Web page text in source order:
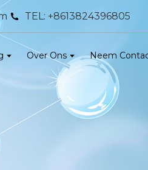
TEL: +8613824396805
Over Ons Neem